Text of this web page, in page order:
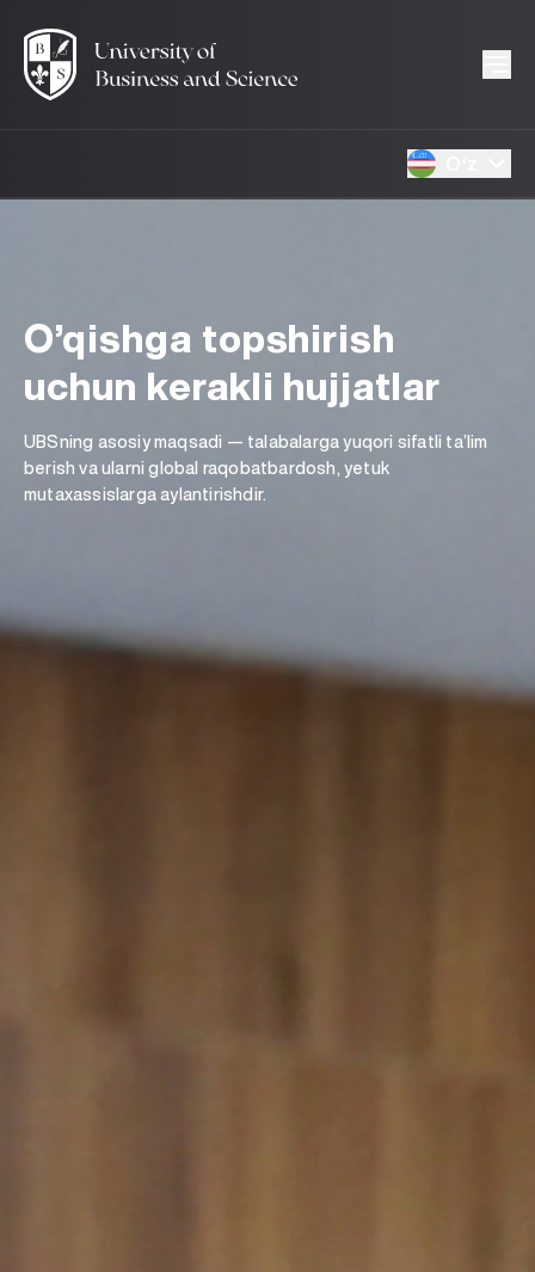
O’qishga topshirish
uchun kerakli hujjatlar
UBSning asosiy maqsadi — talabalarga yuqori sifatli ta’lim
berish va ularni global raqobatbardosh, yetuk
mutaxassislarga aylantirishdir.